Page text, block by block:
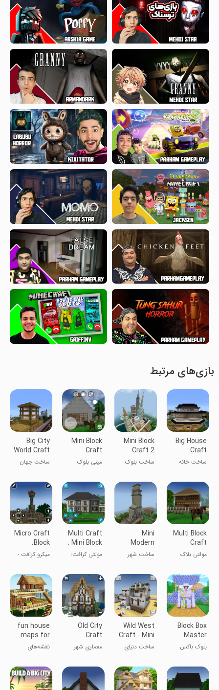
بازی‌های مرتبط
Big House
Craft
ساخت خانه
Mini Block
Craft 2
ساخت بلوک
Mini Block
Craft
مینی بلوک
Big City
World Craft
ساخت جهان
Multi Block
Craft
مولتی بلاک
و ساز با بلوک
Mini
Modern
City Craft
ساخت شهر
Multi Craft
: Mini Block
Town
مولتی کرافت:
بلوک
Micro Craft
:Block
House
Craft
میکرو کرافت -
بلوک
Block Box
Master
Diamond
بلوک باکس
Wild West
Craft - Mini
West World
ساخت دنیای
دنیای مینی
Old City
Craft
معماری شهر
fun house
maps for
minecraft
نقشه‌های
ماینکرفت